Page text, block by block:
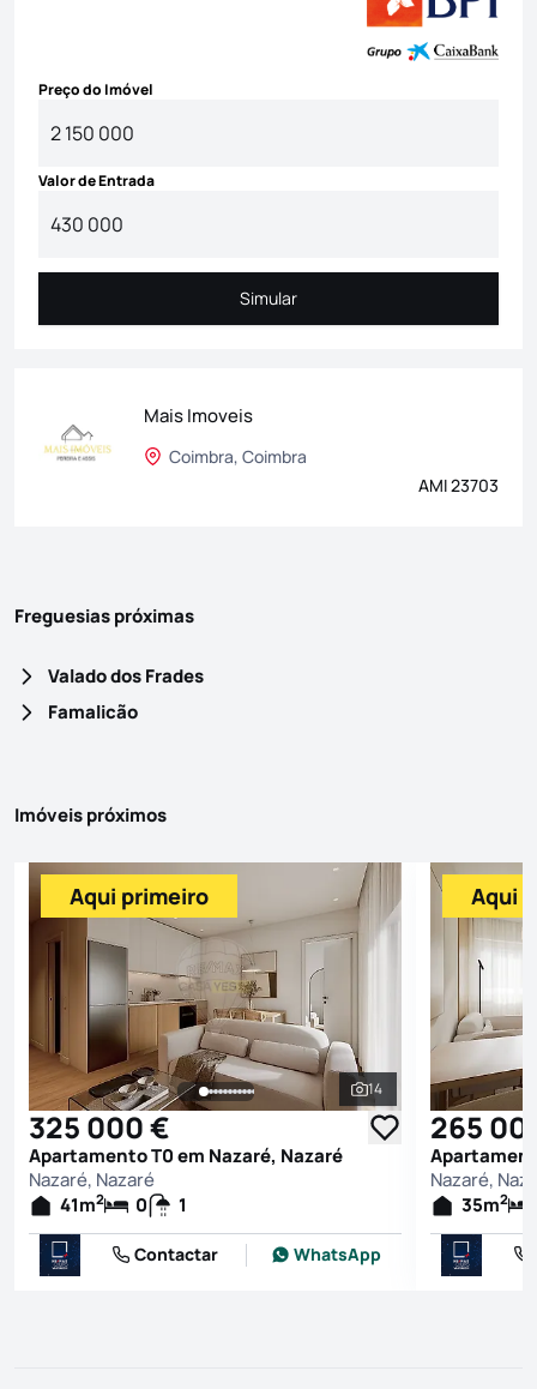
Preço do Imóvel
Valor de Entrada
Simular
Simular
Mais Imoveis
Coimbra, Coimbra
AMI 23703
Freguesias próximas
Valado dos Frades
Famalicão
Imóveis próximos
Ver todas as
14
Aqui primeiro
325 000 €
Apartamento T0 em Nazaré, Nazaré
Nazaré, Nazaré
41m2 0 1
Contactar WhatsApp
Aqui
265
Nazaré,
35m2